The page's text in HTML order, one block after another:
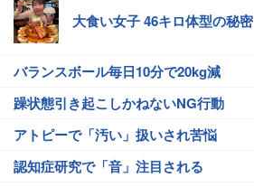
大食い女子 46キロ体型の秘密
バランスボール毎日10分で20kg減
躁状態引き起こしかねないNG行動
アトピーで「汚い」扱いされ苦悩
認知症研究で「音」注目される